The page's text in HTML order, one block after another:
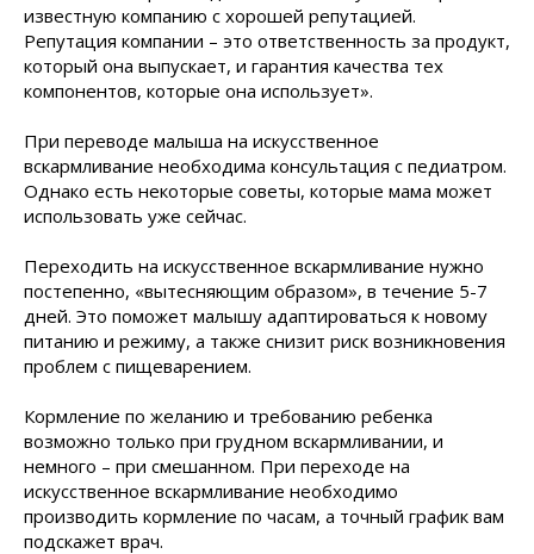
известную компанию с хорошей репутацией.
Репутация компании – это ответственность за продукт,
который она выпускает, и гарантия качества тех
компонентов, которые она использует».
При переводе малыша на искусственное
вскармливание необходима консультация с педиатром.
Однако есть некоторые советы, которые мама может
использовать уже сейчас.
Переходить на искусственное вскармливание нужно
постепенно, «вытесняющим образом», в течение 5-7
дней. Это поможет малышу адаптироваться к новому
питанию и режиму, а также снизит риск возникновения
проблем с пищеварением.
Кормление по желанию и требованию ребенка
возможно только при грудном вскармливании, и
немного – при смешанном. При переходе на
искусственное вскармливание необходимо
производить кормление по часам, а точный график вам
подскажет врач.